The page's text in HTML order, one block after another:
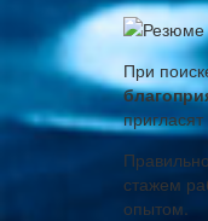
При
стажем
опытом.